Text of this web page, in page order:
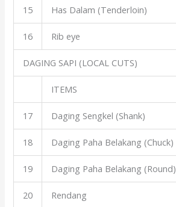
15 Has Dalam (Tenderloin)
16 Rib eye
DAGING SAPI (LOCAL CUTS)
ITEMS
17 Daging Sengkel (Shank)
18 Daging Paha Belakang (Chuck)
19 Daging Paha Belakang (Round)
20 Rendang